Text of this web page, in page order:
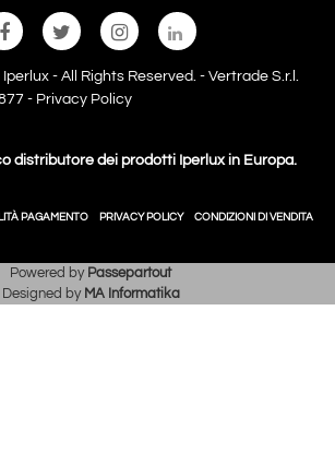
- All Rights Reserved. - Vertrade S.r.l.
- Privacy Policy
distributore dei prodotti Iperlux in Europa.
PAGAMENTO PRIVACY POLICY CONDIZIONI DI VENDITA
Powered by Passepartout
Designed by MA Informatika